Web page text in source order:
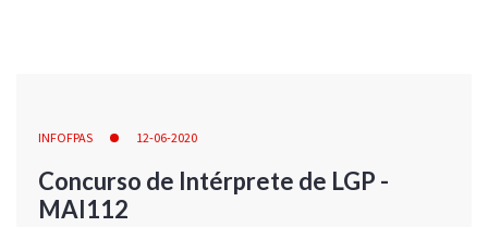
INFOFPAS 12-06-2020
Concurso de Intérprete de LGP -
MAI112